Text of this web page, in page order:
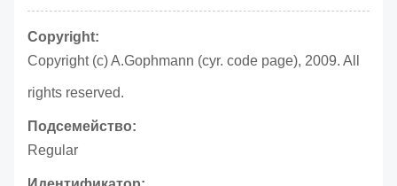
Copyright:
Copyright (c) A.Gophmann (cyr. code page), 2009. All
rights reserved.
Подсемейство:
Regular